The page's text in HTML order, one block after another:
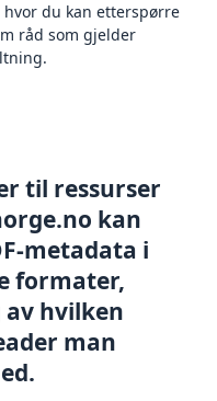
du kan etterspørre
råd som gjelder
til ressurser
kan
metadata i
formater,
av hvilken
man